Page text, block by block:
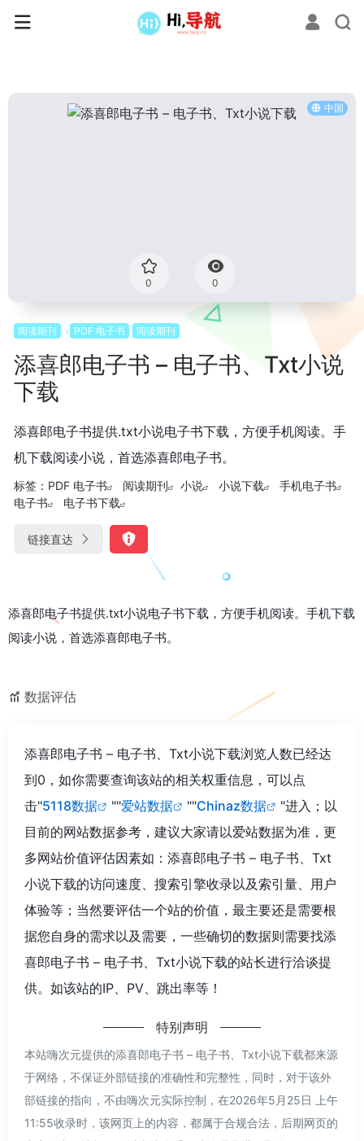
中国
0 0
阅读期刊 PDF 电子书 阅读期刊
添喜郎电子书 – 电子书、Txt小说
下载
添喜郎电子书提供.txt小说电子书下载，方便手机阅读。手
机下载阅读小说，首选添喜郎电子书。
标签： PDF 电子书 阅读期刊 小说 小说下载
手机电子书
电子书
电子书下载
链接直达
添喜郎电子书提供.txt小说电子书下载，方便手机阅读。手机下载
阅读小说，首选添喜郎电子书。
数据评估
添喜郎电子书 – 电子书、Txt小说下载浏览人数已经达
到0，如你需要查询该站的相关权重信息，可以点
击"5118数据 ""爱站数据 ""Chinaz数据
"进入；以
目前的网站数据参考，建议大家请以爱站数据为准，更
多网站价值评估因素如：添喜郎电子书 – 电子书、Txt
小说下载的访问速度、搜索引擎收录以及索引量、用户
体验等；当然要评估一个站的价值，最主要还是需要根
据您自身的需求以及需要，一些确切的数据则需要找添
喜郎电子书 – 电子书、Txt小说下载的站长进行洽谈提
供。如该站的IP、PV、跳出率等！
特别声明
本站嗨次元提供的添喜郎电子书 – 电子书、Txt小说下载都来源
于网络，不保证外部链接的准确性和完整性，同时，对于该外
部链接的指向，不由嗨次元实际控制，在2026年5月25日 上午
11:55收录时，该网页上的内容，都属于合规合法，后期网页的